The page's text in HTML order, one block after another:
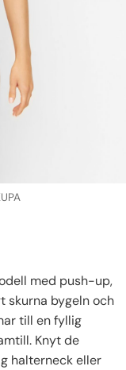
med push-up,
skurna bygeln och
till en fyllig
Knyt de
halterneck eller